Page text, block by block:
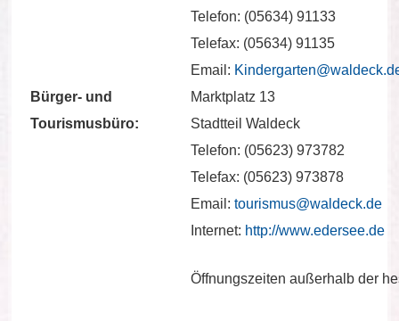
Telefon: (05634) 91133
Telefax: (05634) 91135
Email:
Bürger- und
Marktplatz 13
Tourismusbüro:
Stadtteil Waldeck
Telefon: (05623) 973782
Telefax: (05623) 973878
Email: tourismus@waldeck.de
Internet: http://www.edersee.de
Öffnungszeiten außerhalb der